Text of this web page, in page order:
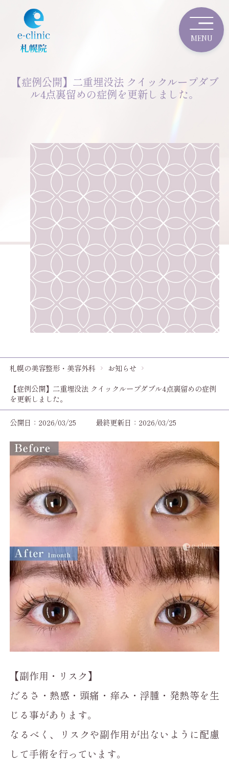
【症例公開】二重埋没法 クイックループダブ
ル4点裏留めの症例を更新しました。
札幌の美容整形・美容外科
お知らせ
【症例公開】二重埋没法 クイックループダブル4点裏留めの症例
を更新しました。
公開日：2026/03/25 最終更新日：2026/03/25
【副作用・リスク】
だるさ・熱感・頭痛・痒み・浮腫・発熱等を生
じる事があります。
なるべく、リスクや副作用が出ないように配慮
して手術を行っています。